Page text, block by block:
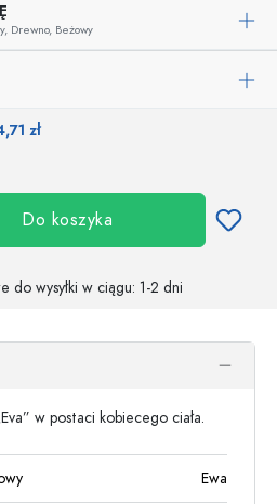
Drewno, Beżowy
zł
Do koszyka
do wysyłki w ciągu: 1-2 dni
w postaci kobiecego ciała.
Ewa